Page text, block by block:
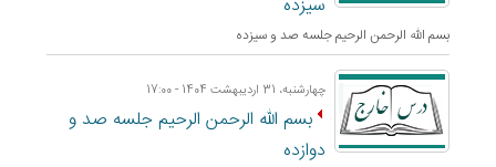
سیزده
بسم الله الرحمن الرحيم جلسه صد و سیزده
چهارشنبه، 31 اردیبهشت 1404 - 17:00
بسم الله الرحمن الرحيم جلسه صد و
دوازده